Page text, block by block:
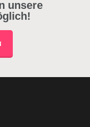
unsere